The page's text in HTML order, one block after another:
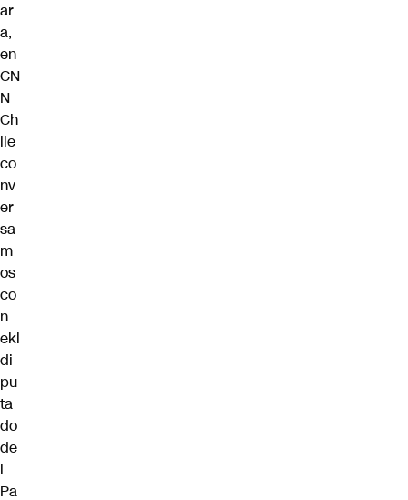
ar
a,
en
CN
N
Ch
ile
co
nv
er
sa
m
os
co
n
ekl
di
pu
ta
do
de
l
Pa